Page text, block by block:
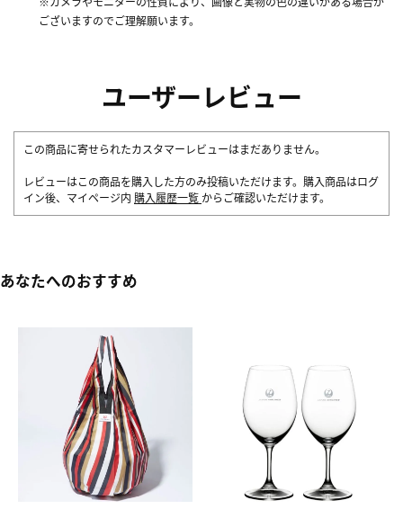
ございますのでご理解願います。
ユーザーレビュー
この商品に寄せられたカスタマーレビューはまだありません。
レビューはこの商品を購入した方のみ投稿いただけます。購入商品はログ
イン後、マイページ内 購入履歴一覧 からご確認いただけます。
あなたへのおすすめ